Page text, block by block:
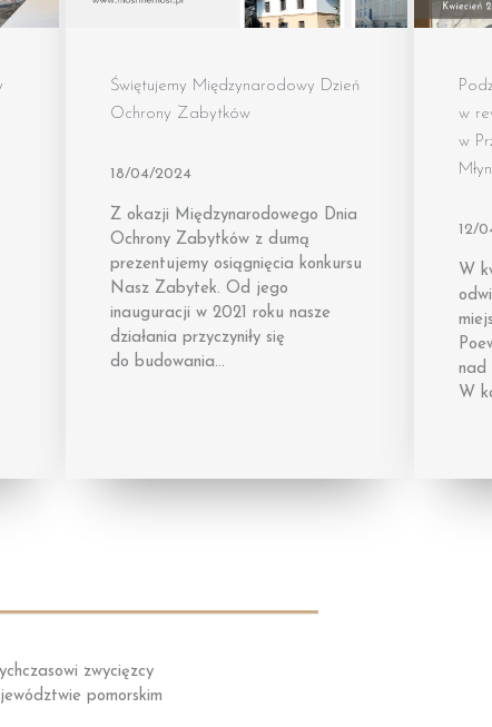
Świętujemy Międzynarodowy Dzień
Ochrony Zabytków
18/04/2024
Z okazji Międzynarodowego Dnia
Ochrony Zabytków z dumą
prezentujemy osiągnięcia konkursu
Nasz Zabytek. Od jego
inauguracji w 2021 roku nasze
działania przyczyniły się
do budowania…
w
w
12/
W
nad
W
zwycięzcy
pomorskim